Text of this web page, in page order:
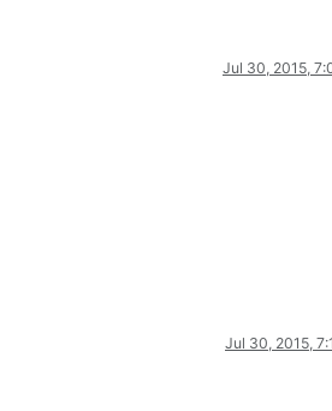
Jul 30, 2015,
Jul 30, 2015,